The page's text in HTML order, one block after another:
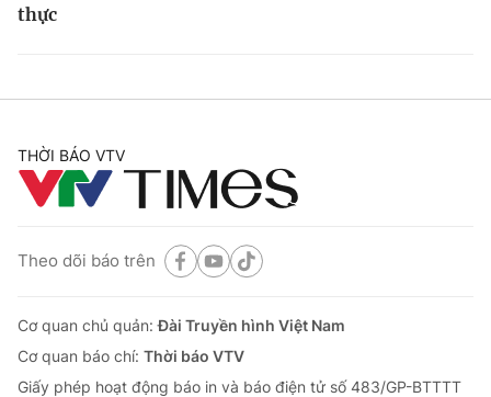
thực
THỜI BÁO VTV
Theo dõi báo trên
Cơ quan chủ quản:Đài Truyền hình Việt Nam
Cơ quan báo chí: Thời báo VTV
Giấy phép hoạt động báo in và báo điện tử số 483/GP-BTTTT